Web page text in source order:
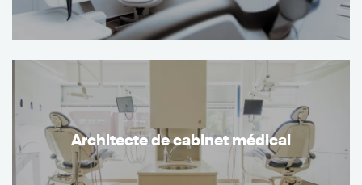
Architecte de cabinet médical